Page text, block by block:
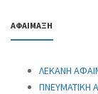
ΑΦΑΙΜΑΞΗ
ΛΕΚΑΝΗ
ΠΝΕΥΜΑΤΙΚΗ